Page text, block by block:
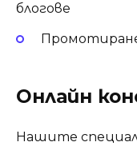
блогове
Онлайн
Нашите